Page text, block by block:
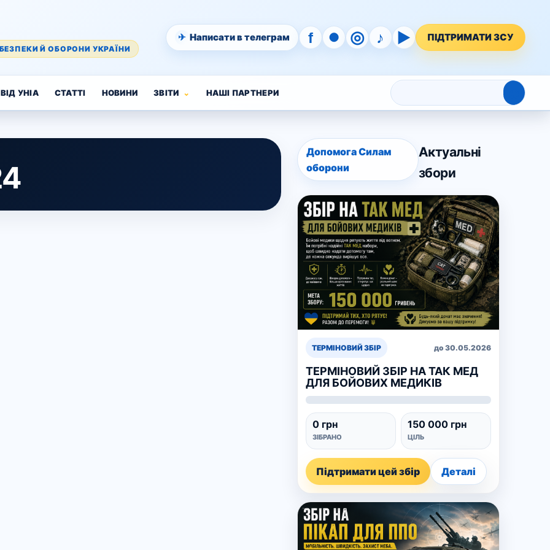
Й ОБОРОНИ УКРАЇНИ
✈ Написати в телеграм f ● ◎ ♪ ▶ ПІДТРИМАТИ ЗСУ
УНІА СТАТТІ НОВИНИ ЗВІТИ НАШІ ПАРТНЕРИ
Допомога Силам
оборони
Актуальні
збори
ТЕРМІНОВИЙ ЗБІР до 30.05.2026
ТЕРМІНОВИЙ ЗБІР НА ТАК МЕД
ДЛЯ БОЙОВИХ МЕДИКІВ
0 грн
ЗІБРАНО
150 000 грн
ЦІЛЬ
Підтримати цей збір Деталі